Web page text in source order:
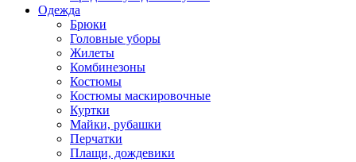
Одежда
Брюки
Головные уборы
Жилеты
Комбинезоны
Костюмы
Костюмы маскировочные
Куртки
Майки, рубашки
Перчатки
Плащи, дождевики